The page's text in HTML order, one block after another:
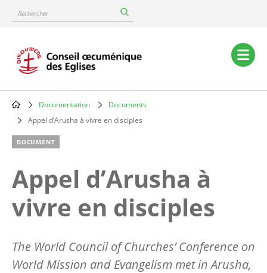
content
Rechercher
Main
navigation
Breadcrumb
Documentation
Documents
Appel d’Arusha à vivre en disciples
DOCUMENT
Appel d’Arusha à
vivre en disciples
The World Council of Churches’ Conference on
World Mission and Evangelism met in Arusha,